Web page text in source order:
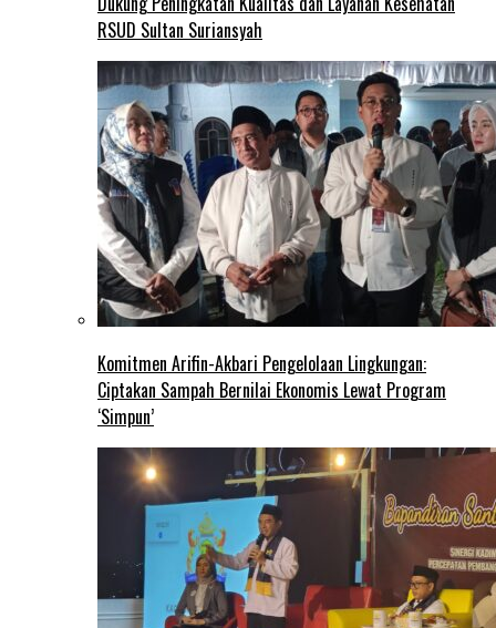
RSUD Sultan Suriansyah
Komitmen Arifin-Akbari Pengelolaan Lingkungan:
Ciptakan Sampah Bernilai Ekonomis Lewat Program
‘Simpun’